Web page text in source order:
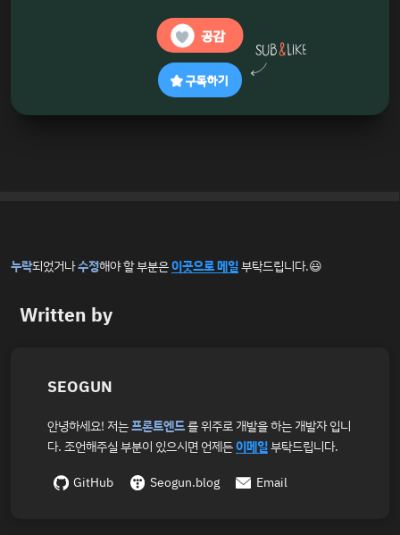
공감
구독하기
누락되었거나수정해야 할 부분은이곳으로 메일부탁드립니다.😃
Written by
SEOGUN
안녕하세요! 저는프론트엔드를 위주로 개발을 하는 개발자 입니
다. 조언해주실 부분이 있으시면 언제든이메일부탁드립니다.
GitHub
Seogun.blog Email